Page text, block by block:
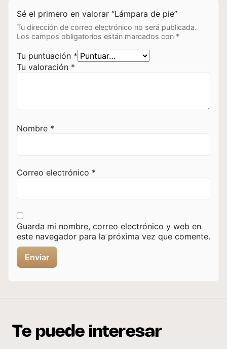
Sé el primero en valorar “Lámpara de pie”
Tu dirección de correo electrónico no será publicada.
Los campos obligatorios están marcados con *
Tu puntuación *
Tu valoración *
Nombre *
Correo electrónico *
Guarda mi nombre, correo electrónico y web en
este navegador para la próxima vez que comente.
Te puede interesar